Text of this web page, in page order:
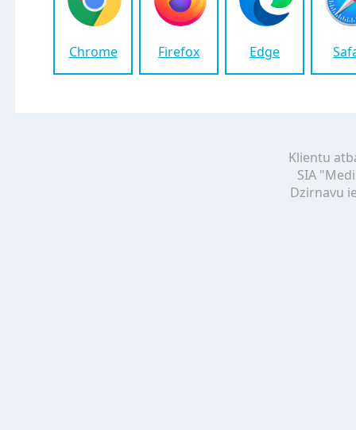
Chrome Firefox Edge
Klientu
SIA
Dzirnavu